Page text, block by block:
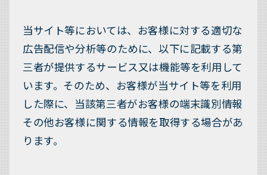
当サイト等においては、お客様に対する適切な
広告配信や分析等のために、以下に記載する第
三者が提供するサービス又は機能等を利用して
います。そのため、お客様が当サイト等を利用
した際に、当該第三者がお客様の端末識別情報
その他お客様に関する情報を取得する場合があ
ります。